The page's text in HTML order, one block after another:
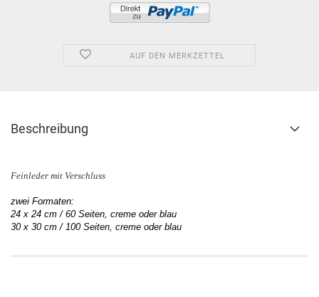
AUF DEN MERKZETTEL
Beschreibung
Feinleder mit Verschluss
zwei Formaten:
24 x 24 cm / 60 Seiten, creme oder blau
30 x 30 cm / 100 Seiten, creme oder blau